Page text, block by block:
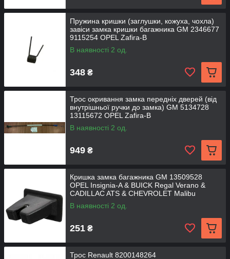
Пружина кришки (заглушки, кожуха, чохла)
завіси замка кришки багажника GM 2346677
9115254 OPEL Zafira-B
В наявності 2 од.
348 ₴
Трос окривання замка передніх дверей (від
внутрішньої ручки до замка) GM 5134728
13115672 OPEL Zafira-B
В наявності 2 од.
949 ₴
Кришка замка багажника GM 13509528
OPEL Insignia-A & BUICK Regal Verano &
CADILLAC ATS & CHEVROLET Malibu
В наявності 2 од.
251 ₴
Трос Renault 8200148264